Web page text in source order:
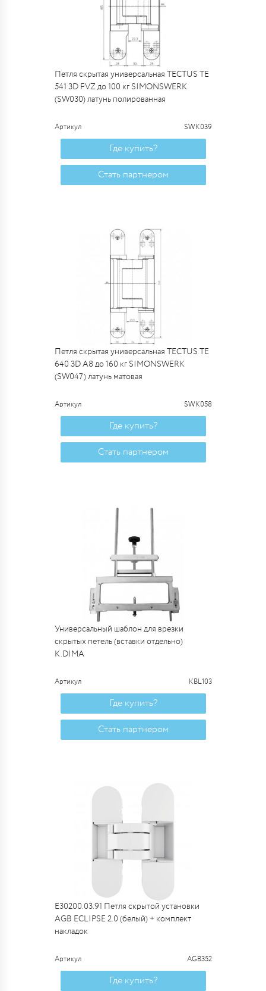
Петля скрытая универсальная TECTUS TE
541 3D FVZ до 100 кг SIMONSWERK
(SW030) латунь полированная
Артикул SWK039
Где купить?
Стать партнером
Петля скрытая универсальная TECTUS TE
640 3D A8 до 160 кг SIMONSWERK
(SW047) латунь матовая
Артикул SWK058
Где купить?
Стать партнером
Универсальный шаблон для врезки
скрытых петель (вставки отдельно)
K.DIMA
Артикул KBL103
Где купить?
Стать партнером
E30200.03.91 Петля скрытой установки
AGB ECLIPSE 2.0 (белый) + комплект
накладок
Артикул AGB352
Где купить?